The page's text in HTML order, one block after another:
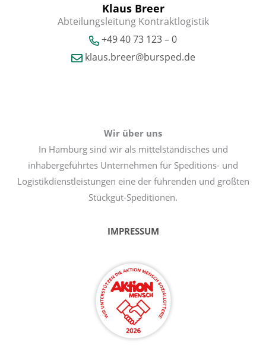
Klaus Breer
Abteilungsleitung Kontraktlogistik
+49 40 73 123 – 0
klaus.breer@bursped.de
Wir über uns
In Hamburg sind wir als mittelständisches und
inhabergeführtes Unternehmen für Speditions- und
Logistikdienstleistungen eine der führenden und größten
Stückgut-Speditionen.
IMPRESSUM